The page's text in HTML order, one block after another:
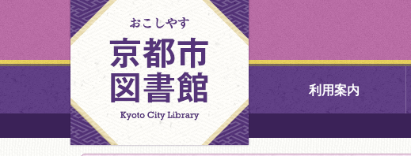
利用案内
中央図書館